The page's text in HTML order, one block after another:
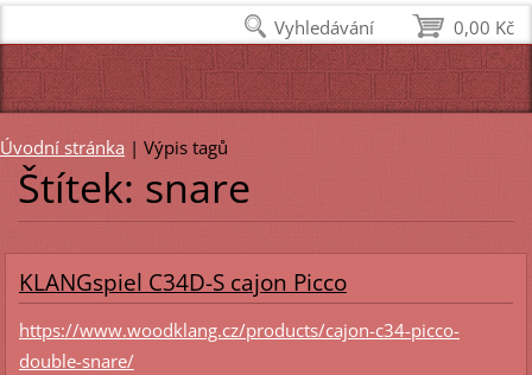
Úvodní stránka | Výpis tagů
Štítek: snare
KLANGspiel C34D-S cajon Picco
https://www.woodklang.cz/products/cajon-c34-picco-
double-snare/
0,00 Kč
Vyhledávání